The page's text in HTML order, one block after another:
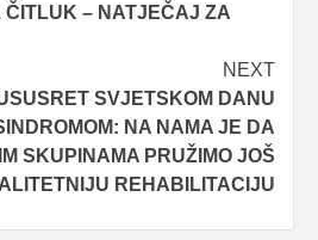
ČITLUK – NATJEČAJ ZA
NEXT
SVJETSKOM DANU
NA NAMA JE DA
SKUPINAMA PRUŽIMO JOŠ
REHABILITACIJU